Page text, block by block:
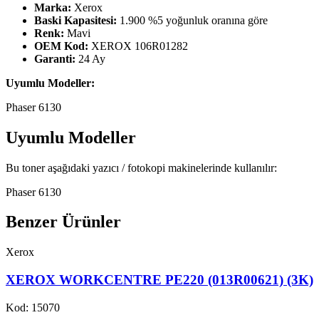
Marka: Xerox
Baski Kapasitesi: 1.900 %5 yoğunluk oranına göre
Renk: Mavi
OEM Kod: XEROX 106R01282
Garanti: 24 Ay
Uyumlu Modeller:
Phaser 6130
Uyumlu Modeller
Bu toner aşağıdaki yazıcı / fotokopi makinelerinde kullanılır:
Phaser 6130
Benzer Ürünler
Xerox
XEROX WORKCENTRE PE220 (013R00621) (3K)
Kod: 15070